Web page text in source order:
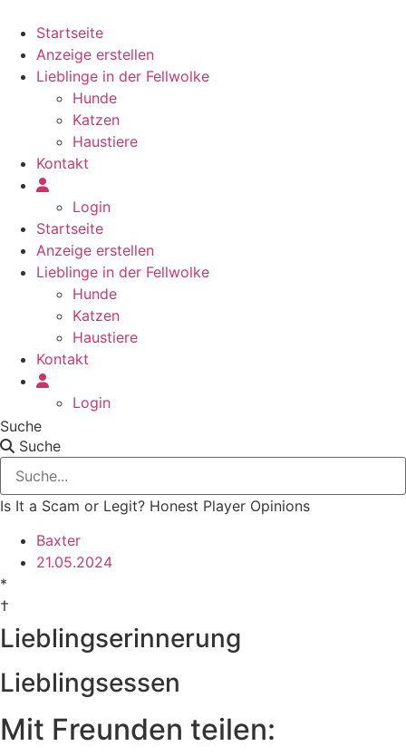
Inhalt
springen
Startseite
Anzeige erstellen
Lieblinge in der Fellwolke
Hunde
Katzen
Haustiere
Kontakt
Login
Startseite
Anzeige erstellen
Lieblinge in der Fellwolke
Hunde
Katzen
Haustiere
Kontakt
Login
Suche
Suche
Is It a Scam or Legit? Honest Player Opinions
Baxter
21.05.2024
*
†
Lieblingserinnerung
Lieblingsessen
Mit Freunden teilen: